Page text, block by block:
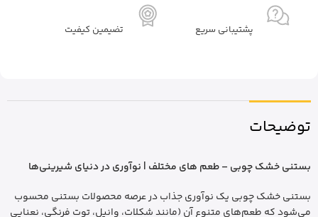
پشتیبانی سریع تضیمین کیفیت
توضیحات
بستنی خشک چوبی – طعم های مختلف | نوآوری در دنیای شیرینی‌ها
بستنی خشک چوبی یک نوآوری جذاب در عرصه محصولات بستنی محسوب
می‌شود که طعم‌های متنوع آن (مانند شکلات، وانیل، توت فرنگی، نعنایی